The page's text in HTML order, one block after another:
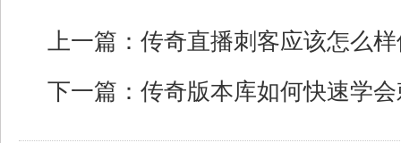
上一篇： 传奇直播刺客应该怎么
下一篇： 传奇版本库如何快速学